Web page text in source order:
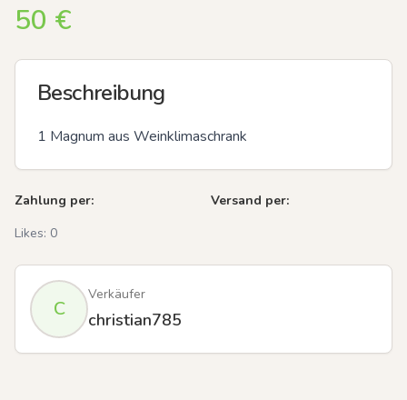
50 €
Beschreibung
1 Magnum aus Weinklimaschrank
Zahlung per:
Versand per:
Likes: 0
C
Verkäufer
christian785